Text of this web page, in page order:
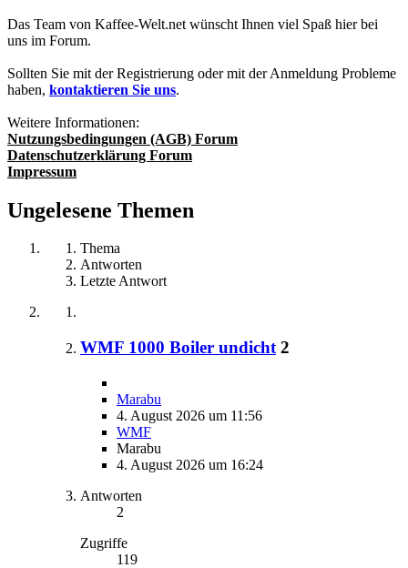
Das Team von Kaffee-Welt.net wünscht Ihnen viel Spaß hier bei
uns im Forum.
Sollten Sie mit der Registrierung oder mit der Anmeldung Probleme
haben, kontaktieren Sie uns.
Weitere Informationen:
Nutzungsbedingungen (AGB) Forum
Datenschutzerklärung Forum
Impressum
Ungelesene Themen
Thema
Antworten
Letzte Antwort
WMF 1000 Boiler undicht 2
Marabu
4. August 2026 um 11:56
WMF
Marabu
4. August 2026 um 16:24
Antworten
2
Zugriffe
119